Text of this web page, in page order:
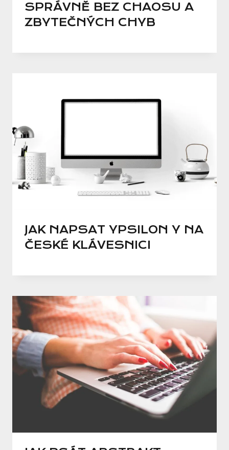
SPRÁVNĚ BEZ CHAOSU A
ZBYTEČNÝCH CHYB
JAK NAPSAT YPSILON Y NA
ČESKÉ KLÁVESNICI